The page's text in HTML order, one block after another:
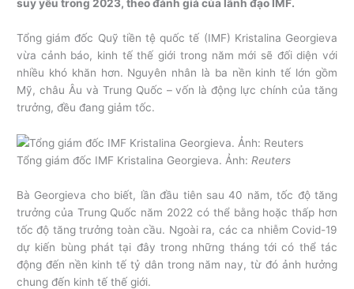
suy yếu trong 2023, theo đánh giá của lãnh đạo IMF.
Tổng giám đốc Quỹ tiền tệ quốc tế (IMF) Kristalina Georgieva
vừa cảnh báo, kinh tế thế giới trong năm mới sẽ đối diện với
nhiều khó khăn hơn. Nguyên nhân là ba nền kinh tế lớn gồm
Mỹ, châu Âu và Trung Quốc – vốn là động lực chính của tăng
trưởng, đều đang giảm tốc.
Tổng giám đốc IMF Kristalina Georgieva. Ảnh: Reuters
Bà Georgieva cho biết, lần đầu tiên sau 40 năm, tốc độ tăng
trưởng của Trung Quốc năm 2022 có thể bằng hoặc thấp hơn
tốc độ tăng trưởng toàn cầu. Ngoài ra, các ca nhiễm Covid-19
dự kiến bùng phát tại đây trong những tháng tới có thể tác
động đến nền kinh tế tỷ dân trong năm nay, từ đó ảnh hưởng
chung đến kinh tế thế giới.